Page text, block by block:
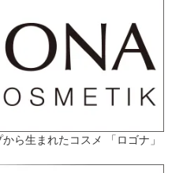
ら生まれたコスメ 「ロゴナ」